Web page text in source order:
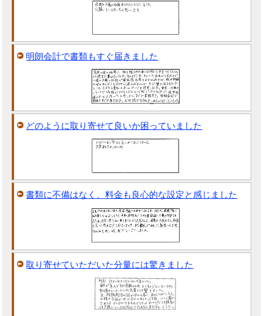
明朗会計で書類もすぐ届きました
どのように取り寄せて良いか困っていました
書類に不備はなく、料金も良心的な設定と感じました
取り寄せていただいた分量には驚きました